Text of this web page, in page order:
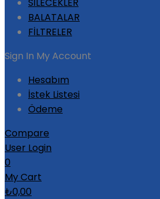
BALATALAR
FİLTRELER
Sign In My Account
Hesabım
İstek Listesi
Ödeme
Compare
User Login
0
My Cart
₺0,00